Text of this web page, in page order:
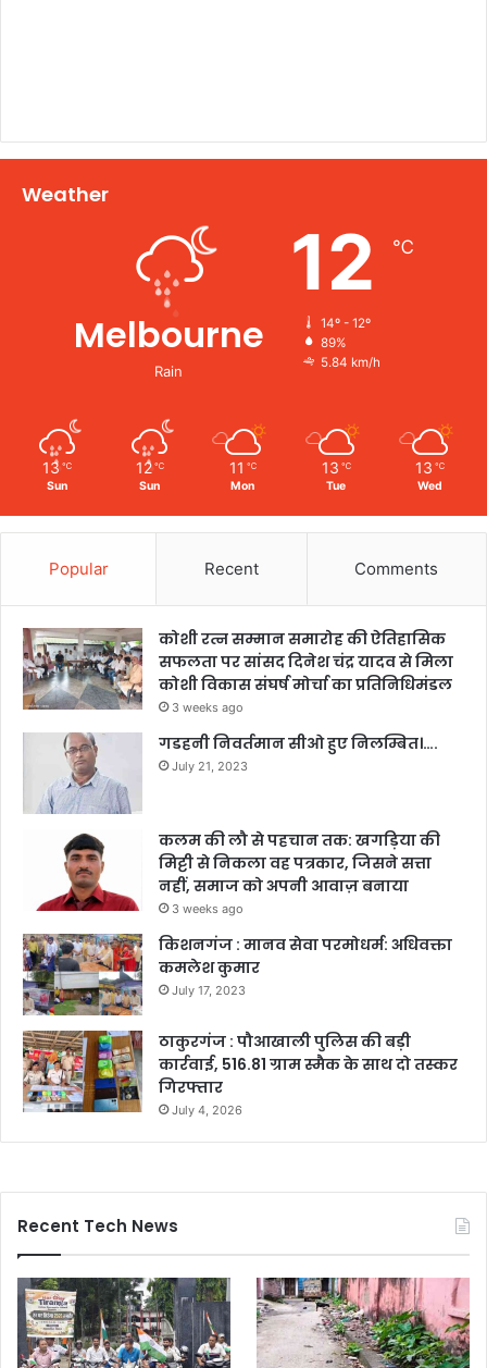
Weather
Melbourne
Rain
12 ℃
14º - 12º
89%
5.84 km/h
13 ℃
Sun
12 ℃
Sun
11 ℃
Mon
13 ℃
Tue
13 ℃
Wed
Popular Recent Comments
कोशी रत्न सम्मान समारोह की ऐतिहासिक
सफलता पर सांसद दिनेश चंद्र यादव से मिला
कोशी विकास संघर्ष मोर्चा का प्रतिनिधिमंडल
3 weeks ago
गडहनी निवर्तमान सीओ हुए निलम्बित।….
July 21, 2023
कलम की लौ से पहचान तक: खगड़िया की
मिट्टी से निकला वह पत्रकार, जिसने सत्ता
नहीं, समाज को अपनी आवाज़ बनाया
3 weeks ago
किशनगंज : मानव सेवा परमोधर्म: अधिवक्ता
कमलेश कुमार
July 17, 2023
ठाकुरगंज : पौआखाली पुलिस की बड़ी
कार्रवाई, 516.81 ग्राम स्मैक के साथ दो तस्कर
गिरफ्तार
July 4, 2026
Recent Tech News